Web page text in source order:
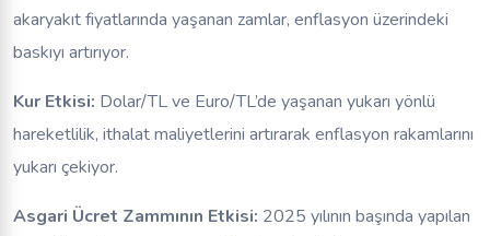
akaryakıt fiyatlarında yaşanan zamlar, enflasyon üzerindeki
baskıyı artırıyor.
Kur Etkisi: Dolar/TL ve Euro/TL’de yaşanan yukarı yönlü
hareketlilik, ithalat maliyetlerini artırarak enflasyon rakamlarını
yukarı çekiyor.
Asgari Ücret Zammının Etkisi: 2025 yılının başında yapılan